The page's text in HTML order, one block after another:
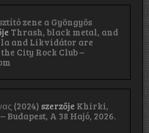
zene a Gyöngyös
Thrash, black metal, and
and Likvidátor are
City Rock Club –
(2024) szerzője Khirki,
Budapest, A 38 Hajó, 2026.